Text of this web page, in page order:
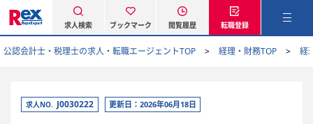
求人検索 ブックマーク 閲覧履歴 転職登録
公認会計士・税理士の求人・転職エージェントTOP 経理・財務TOP 経
求人NO. J0030222 更新日：2026年06月18日